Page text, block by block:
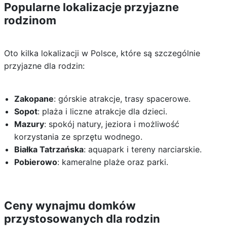
Popularne lokalizacje przyjazne
rodzinom
Oto kilka lokalizacji w Polsce, które są szczególnie
przyjazne dla rodzin:
Zakopane: górskie atrakcje, trasy spacerowe.
Sopot: plaża i liczne atrakcje dla dzieci.
Mazury: spokój natury, jeziora i możliwość
korzystania ze sprzętu wodnego.
Białka Tatrzańska: aquapark i tereny narciarskie.
Pobierowo: kameralne plaże oraz parki.
Ceny wynajmu domków
przystosowanych dla rodzin